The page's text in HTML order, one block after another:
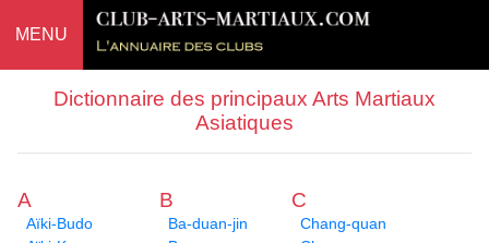
MENU
Dictionnaire des principaux Arts Martiaux
Asiatiques
A
Aïki-Budo
B
Ba-duan-jin
C
Chang-quan